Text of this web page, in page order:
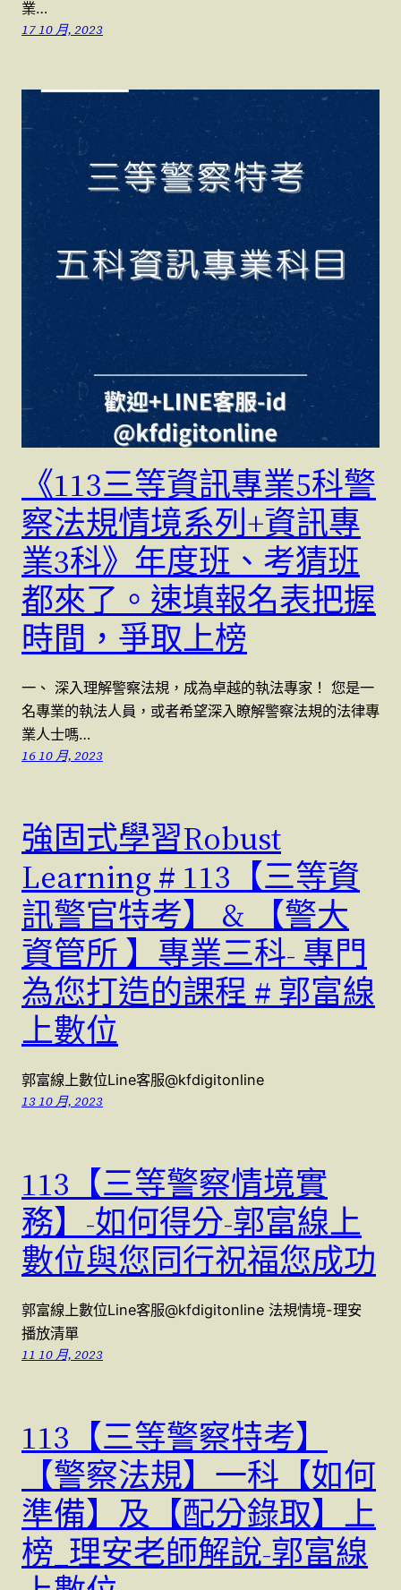
業…
17 10 月, 2023
《113三等資訊專業5科警
察法規情境系列+資訊專
業3科》年度班、考猜班
都來了。速填報名表把握
時間，爭取上榜
一、 深入理解警察法規，成為卓越的執法專家！ 您是一
名專業的執法人員，或者希望深入瞭解警察法規的法律專
業人士嗎…
16 10 月, 2023
強固式學習Robust
Learning # 113【三等資
訊警官特考】 & 【警大
資管所 】專業三科- 專門
為您打造的課程 # 郭富線
上數位
郭富線上數位Line客服@kfdigitonline
13 10 月, 2023
113【三等警察情境實
務】-如何得分-郭富線上
數位與您同行祝福您成功
郭富線上數位Line客服@kfdigitonline 法規情境-理安
播放清單
11 10 月, 2023
113【三等警察特考】
【警察法規】一科【如何
準備】及【配分錄取】上
榜_理安老師解說-郭富線